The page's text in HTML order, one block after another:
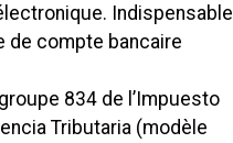
Indispensable
de compte bancaire
834 de l’Impuesto
Tributaria (modèle